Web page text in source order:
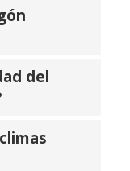
del